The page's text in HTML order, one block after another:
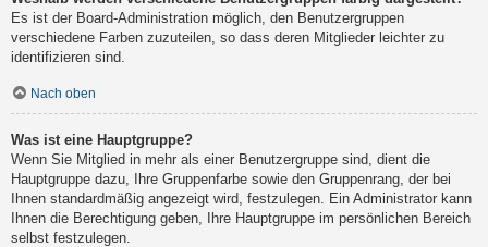
Es ist der Board-Administration möglich, den Benutzergruppen
verschiedene Farben zuzuteilen, so dass deren Mitglieder leichter zu
identifizieren sind.
Nach oben
Was ist eine Hauptgruppe?
Wenn Sie Mitglied in mehr als einer Benutzergruppe sind, dient die
Hauptgruppe dazu, Ihre Gruppenfarbe sowie den Gruppenrang, der bei
Ihnen standardmäßig angezeigt wird, festzulegen. Ein Administrator kann
Ihnen die Berechtigung geben, Ihre Hauptgruppe im persönlichen Bereich
selbst festzulegen.